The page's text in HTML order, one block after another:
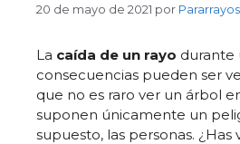
20 de mayo de 2021 por
La caída de un rayo durante
consecuencias pueden ser
que no es raro ver un árbol
suponen únicamente un
supuesto, las personas. ¿Has